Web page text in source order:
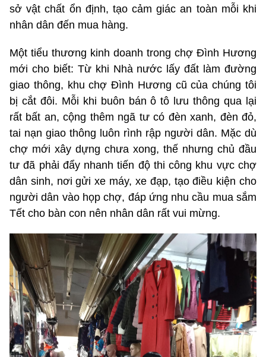
sở vật chất ổn định, tạo cảm giác an toàn mỗi khi
nhân dân đến mua hàng.
Một tiểu thương kinh doanh trong chợ Đình Hương
mới cho biết: Từ khi Nhà nước lấy đất làm đường
giao thông, khu chợ Đình Hương cũ của chúng tôi
bị cắt đôi. Mỗi khi buôn bán ô tô lưu thông qua lại
rất bất an, cộng thêm ngã tư có đèn xanh, đèn đỏ,
tai nạn giao thông luôn rình rập người dân. Mặc dù
chợ mới xây dựng chưa xong, thế nhưng chủ đầu
tư đã phải đẩy nhanh tiến độ thi công khu vực chợ
dân sinh, nơi gửi xe máy, xe đạp, tạo điều kiện cho
người dân vào họp chợ, đáp ứng nhu cầu mua sắm
Tết cho bàn con nên nhân dân rất vui mừng.